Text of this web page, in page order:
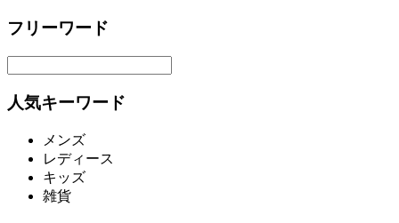
フリーワード
人気キーワード
メンズ
レディース
キッズ
雑貨